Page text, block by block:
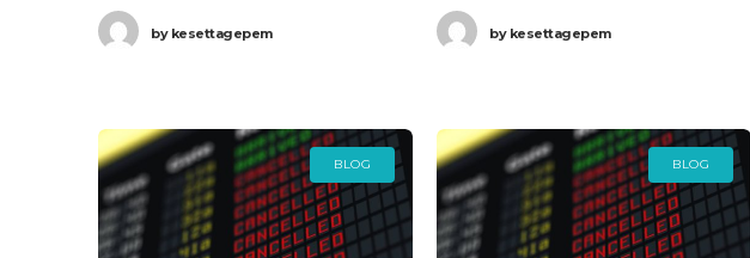
sztrájkhoz. A szakszervezetek
tagjai országszerte beszüntetik a
bykesettagepem
zárva? A jelenlegi információk
alapján Heathrow
bykesettagepem
BLOG BLOG